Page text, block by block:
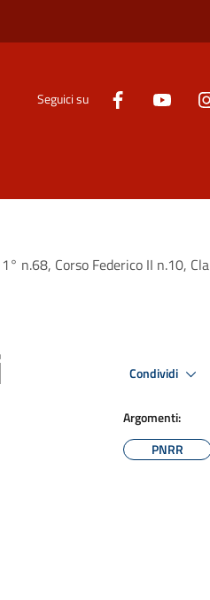
Seguici su
n.68, Corso Federico II n.10,
Condividi
Argomenti:
PNRR